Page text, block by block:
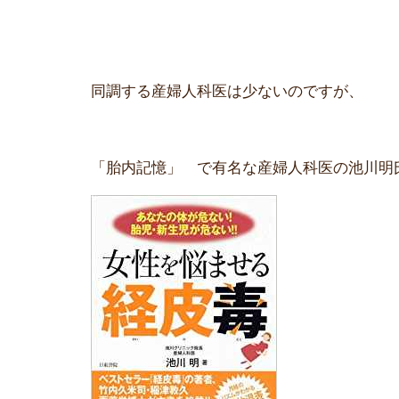
同調する産婦人科医は少ないのですが、
「胎内記憶」 で有名な産婦人科医の池川明